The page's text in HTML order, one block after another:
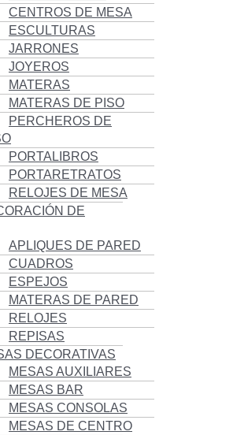
CENTROS DE MESA
ESCULTURAS
JARRONES
JOYEROS
MATERAS
MATERAS DE PISO
PERCHEROS DE
PORTALIBROS
PORTARETRATOS
RELOJES DE MESA
DE
APLIQUES DE PARED
CUADROS
ESPEJOS
MATERAS DE PARED
RELOJES
REPISAS
DECORATIVAS
MESAS AUXILIARES
MESAS BAR
MESAS CONSOLAS
MESAS DE CENTRO